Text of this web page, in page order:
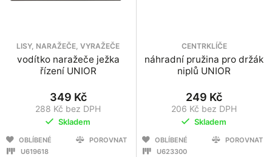
LISY, NARAŽEČE, VYRAŽEČE
vodítko naražeče ježka
řízení UNIOR
349 Kč
288 Kč bez DPH
Skladem
OBLÍBENÉ
POROVNAT
U619618
CENTRKLÍČE
náhradní pružina pro držák
niplů UNIOR
249 Kč
206 Kč bez DPH
Skladem
OBLÍBENÉ
POROVNAT
U623300